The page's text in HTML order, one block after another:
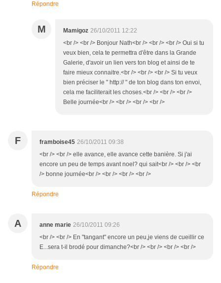
Répondre
M Mamigoz 26/10/2011 12:22
<br /> <br /> Bonjour Nath<br /> <br /> <br /> Oui si tu
veux bien, cela te permettra d'être dans la Grande
Galerie, d'avoir un lien vers ton blog et ainsi de te
faire mieux connaitre.<br /> <br /> <br /> Si tu veux
bien préciser le " http:// " de ton blog dans ton envoi,
cela me faciliterait les choses.<br /> <br /> <br />
Belle journée<br /> <br /> <br /> <br />
F framboise45 26/10/2011 09:38
<br /> <br /> elle avance, elle avance cette banière. Si j'ai
encore un peu de temps avant noel? qui sait<br /> <br /> <br
/> bonne journée<br /> <br /> <br /> <br />
Répondre
A anne marie 26/10/2011 09:26
<br /> <br /> En "tangant" encore un peu,je viens de cueillir ce
E...sera t-il brodé pour dimanche?<br /> <br /> <br /> <br />
Répondre